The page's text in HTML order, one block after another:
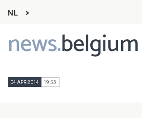
NL
news.belgium
Main
navigation
04 APR 2014 19:53